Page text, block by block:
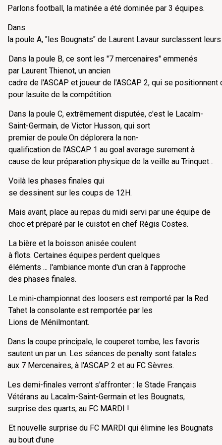
Parlons football, la matinée a été dominée par 3 équipes.
Dans
la poule A, "les Bougnats" de Laurent Lavaur surclassent
Dans la poule B, ce sont les "7 mercenaires" emmenés
par Laurent Thienot, un ancien
cadre de l'ASCAP et joueur de l'ASCAP 2, qui se
pour lasuite de la compétition.
Dans la poule C, extrêmement disputée, c'est le Lacalm-
Saint-Germain, de Victor Husson, qui sort
premier de poule.On déplorera la non-
qualification de l'ASCAP 1 au goal average surement à
cause de leur préparation physique de la veille au Trinquet...
Voilà les phases finales qui
se dessinent sur les coups de 12H.
Mais avant, place au repas du midi servi par une équipe de
choc et préparé par le cuistot en chef Régis Costes.
La bière et la boisson anisée coulent
à flots. Certaines équipes perdent quelques
éléments ... l'ambiance monte d'un cran à l'approche
des phases finales.
Le mini-championnat des loosers est remporté par la Red
Tahet la consolante est remportée par les
Lions de Ménilmontant.
Dans la coupe principale, le couperet tombe, les favoris
sautent un par un. Les séances de penalty sont fatales
aux 7 Mercenaires, à l'ASCAP 2 et au FC Sèvres.
Les demi-finales verront s'affronter : le Stade Français
Vétérans au Lacalm-Saint-Germain et les Bougnats,
surprise des quarts, au FC MARDI !
Et nouvelle surprise du FC MARDI qui élimine les Bougnats
au bout d'une